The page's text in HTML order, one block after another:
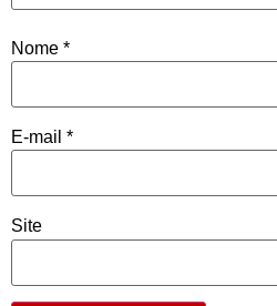
Nome *
E-mail *
Site